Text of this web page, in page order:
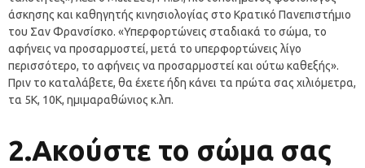
άσκησης και καθηγητής κινησιολογίας στο Κρατικό Πανεπιστήμιο
του Σαν Φρανσίσκο. «Υπερφορτώνεις σταδιακά το σώμα, το
αφήνεις να προσαρμοστεί, μετά το υπερφορτώνεις λίγο
περισσότερο, το αφήνεις να προσαρμοστεί και ούτω καθεξής».
Πριν το καταλάβετε, θα έχετε ήδη κάνει τα πρώτα σας χιλιόμετρα,
τα 5K, 10K, ημιμαραθώνιος κ.λπ.
2.Ακούστε το σώμα σας